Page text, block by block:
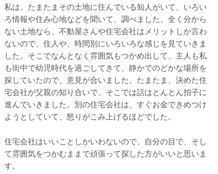
私は、たまたまその土地に住んでいる知人がいて、いろい
ろ情報や住み心地などを聞いて、調べました。全く分から
ない土地なら、不動屋さんや住宅会社はメリットしか言わ
ないので、住人や、時間別にいろいろな感じを見ていきま
した。そこでなんとなく雰囲気もつかめ出して、主人も私
も街中で幼児時代を過ごしてきて、静かでのどかな場所を
探していたので、意見が合いました。たまたま、決めた住
宅会社が父親の知り合いで、そこでは話はとんとん拍子に
進んでいきました。別の住宅会社は、すぐお金できめつけ
ようとしていて、怒りがこみ上げるほどでした。
住宅会社はいいことしかいわないので、自分の目で、そし
て雰囲気をつかむままで頑張って探した方がいいと思いま
す。